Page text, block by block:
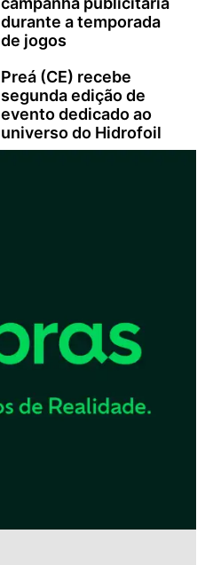
durante a temporada
de jogos
Preá (CE) recebe
segunda edição de
evento dedicado ao
universo do Hidrofoil